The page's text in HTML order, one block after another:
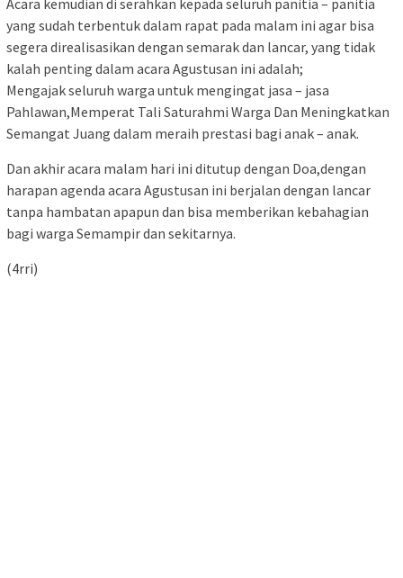
yang sudah terbentuk dalam rapat pada malam ini agar bisa
segera direalisasikan dengan semarak dan lancar, yang tidak
kalah penting dalam acara Agustusan ini adalah;
Mengajak seluruh warga untuk mengingat jasa – jasa
Pahlawan,Memperat Tali Saturahmi Warga Dan Meningkatkan
Semangat Juang dalam meraih prestasi bagi anak – anak.
Dan akhir acara malam hari ini ditutup dengan Doa,dengan
harapan agenda acara Agustusan ini berjalan dengan lancar
tanpa hambatan apapun dan bisa memberikan kebahagian
bagi warga Semampir dan sekitarnya.
(4rri)